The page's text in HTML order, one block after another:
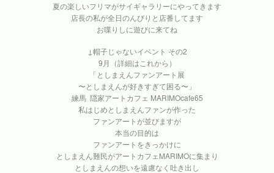
夏の楽しいフリマがサイギャラリーにやってきます
店長の私が全日のんびりと店番してます
お喋りしに遊びに来てね
↓帽子じゃないイベント その2
9月（詳細はこれから）
「としまえんファンアート展
〜としまえんが好きすぎて困る〜」
練馬 隠家アートカフェ MARIMOcafe65
私はじめとしまえんファンが作った
ファンアートが並びますが
本当の目的は
ファンアートをきっかけに
としまえん難民がアートカフェMARIMOに集まり
としまえんの想いを遠慮なく吐き出し